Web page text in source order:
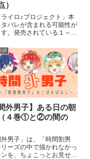
）
イロ♪プロジェクト」本
バレが含まれる可能性が
。発売されている１～６
今までのお話は下のペー
ック！【登場人物】秋吉
きよし いちか）動画投
ル「ソライロ」の絵師...
説
外男子】ある日の朝
４巻①と②の間の
外男子」は、「時間割男
ーズの中で描かれなかっ
を、ちょこっとお見せす